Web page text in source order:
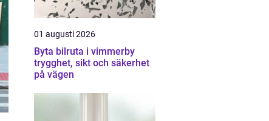
01 augusti 2026
Byta bilruta i vimmerby
trygghet, sikt och säkerhet
på vägen